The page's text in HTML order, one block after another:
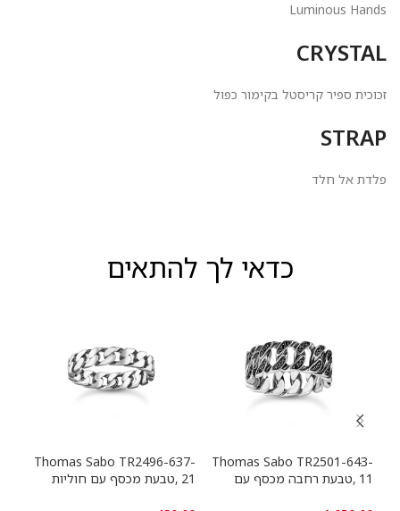
Luminous Hands
CRYSTAL
זכוכית ספיר קריסטל בקימור כפול
STRAP
פלדת אל חלד
כדאי לך להתאים
Thomas Sabo TR2501-643-
11 ,טבעת רחבה מכסף עם
Thomas Sabo TR2496-637-
21 ,טבעת מכסף עם חוליות